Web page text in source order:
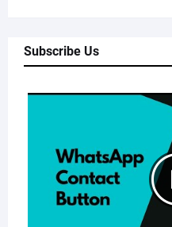
Subscribe Us